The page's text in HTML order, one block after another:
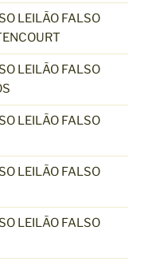
LEILÃO FALSO
LEILÃO FALSO
LEILÃO FALSO
LEILÃO FALSO
LEILÃO FALSO